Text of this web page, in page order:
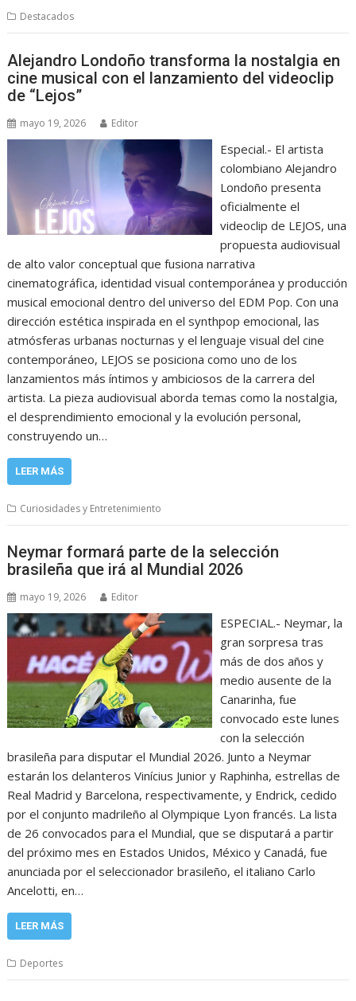
Destacados
Alejandro Londoño transforma la nostalgia en
cine musical con el lanzamiento del videoclip
de “Lejos”
mayo 19, 2026 Editor
Especial.- El artista
colombiano Alejandro
Londoño presenta
oficialmente el
videoclip de LEJOS, una
propuesta audiovisual
de alto valor conceptual que fusiona narrativa
cinematográfica, identidad visual contemporánea y producción
musical emocional dentro del universo del EDM Pop. Con una
dirección estética inspirada en el synthpop emocional, las
atmósferas urbanas nocturnas y el lenguaje visual del cine
contemporáneo, LEJOS se posiciona como uno de los
lanzamientos más íntimos y ambiciosos de la carrera del
artista. La pieza audiovisual aborda temas como la nostalgia,
el desprendimiento emocional y la evolución personal,
construyendo un…
LEER MÁS
Curiosidades y Entretenimiento
Neymar formará parte de la selección
brasileña que irá al Mundial 2026
mayo 19, 2026 Editor
ESPECIAL.- Neymar, la
gran sorpresa tras
más de dos años y
medio ausente de la
Canarinha, fue
convocado este lunes
con la selección
brasileña para disputar el Mundial 2026. Junto a Neymar
estarán los delanteros Vinícius Junior y Raphinha, estrellas de
Real Madrid y Barcelona, respectivamente, y Endrick, cedido
por el conjunto madrileño al Olympique Lyon francés. La lista
de 26 convocados para el Mundial, que se disputará a partir
del próximo mes en Estados Unidos, México y Canadá, fue
anunciada por el seleccionador brasileño, el italiano Carlo
Ancelotti, en…
LEER MÁS
Deportes